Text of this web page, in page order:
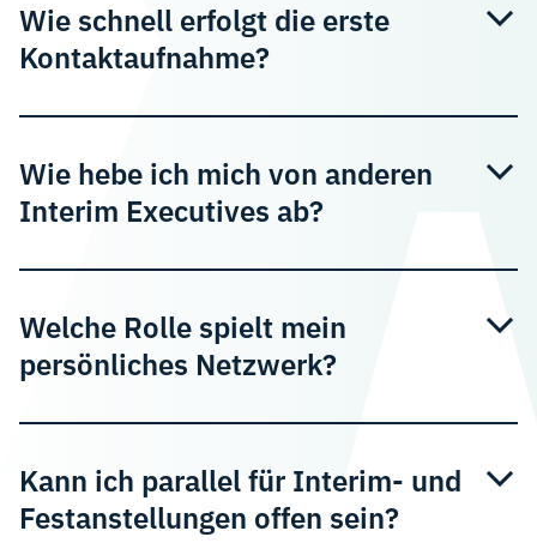
Wie schnell erfolgt die erste
Kontaktaufnahme?
Wie hebe ich mich von anderen
Interim Executives ab?
Welche Rolle spielt mein
persönliches Netzwerk?
Kann ich parallel für Interim- und
Festanstellungen offen sein?